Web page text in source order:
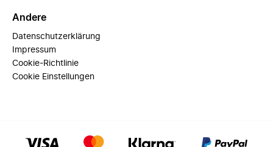
Andere
Datenschutzerklärung
Impressum
Cookie-Richtlinie
Cookie Einstellungen